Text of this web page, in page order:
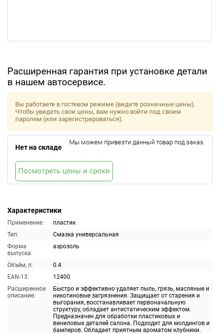
Расширенная гарантия при установке детали
в нашем автосервисе.
Характеристики
Применение:
пластик
Тип:
Смазка универсальная
Форма
выпуска:
аэрозоль
Объём, л:
0.4
EAN-13:
12400
Расширенное
описание:
Быстро и эффективно удаляет пыль, грязь, масляные и
никотиновые загрязнения. Защищает от старения и
выгорания, восстанавливает первоначальную
структуру, обладает антистатическим эффектом.
Предназначен для обработки пластиковых и
виниловых деталей салона. Подходит для молдингов и
бамперов. Обладает приятным ароматом клубники.
Вы работаете в гостевом режиме (видите розничные цены).
Чтобы увидеть свои цены, вам нужно войти под своим
паролем (или зарегистрироваться).
Нет на складе
Мы можем привезти данный товар под заказ.
Посмотреть цены и сроки